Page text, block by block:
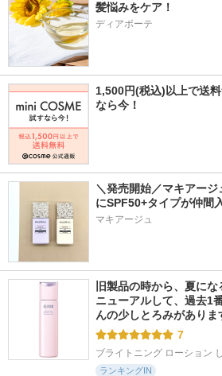
髪悩みをケア！
ディアボーテ
1,500円(税込)以上で送
なら今！
＼発売開始／マキアー
にSPF50+タイプが仲間
マキアージュ
旧製品の時から、夏に
ニューアルして、過去1
んの少しとろみがあり
7
ブライトニング ローション
ランキングIN